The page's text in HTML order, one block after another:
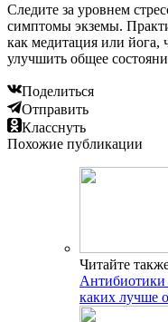
Следите за уровнем
симптомы экземы.
как медитация или йога,
улучшить общее
Поделиться
Отправить
Класснуть
Похожие публикации
Читайте
Антибиотики
каких лучше